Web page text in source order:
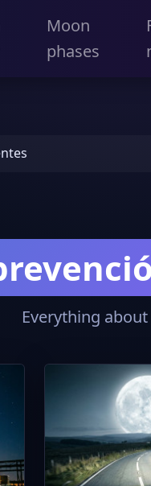
Moon
phases
Everything